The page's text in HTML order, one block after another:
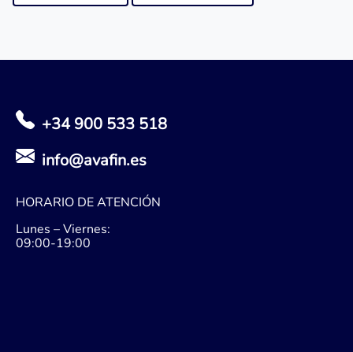
+34 900 533 518
info@avafin.es
HORARIO DE ATENCIÓN
Lunes – Viernes:
09:00-19:00